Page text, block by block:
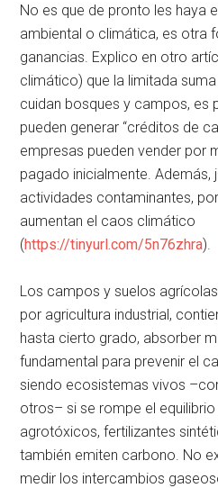
No es que de pronto les haya
ambiental o climática, es otra
ganancias. Explico en otro
climático) que la limitada
cuidan bosques y campos, es
pueden generar “créditos de
empresas pueden vender por
pagado inicialmente. Además,
actividades contaminantes,
aumentan el caos climático
(https://tinyurl.com/5n76zhra).
Los campos y suelos
por agricultura industrial,
hasta cierto grado, absorber
fundamental para prevenir el
siendo ecosistemas vivos
otros– si se rompe el
agrotóxicos, fertilizantes
también emiten carbono. No
medir los intercambios